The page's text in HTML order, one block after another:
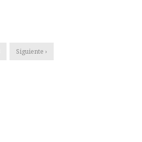
Siguiente ›